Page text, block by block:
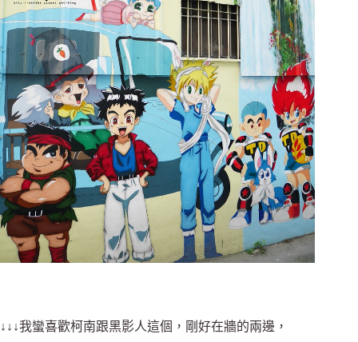
↓↓↓我蠻喜歡柯南跟黑影人這個，剛好在牆的兩邊，